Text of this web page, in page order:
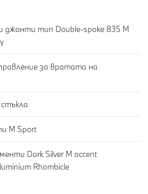
джанти тип Double-spoke 835 M
за вратата на
M Sport
Dark Silver M accent
Rhombicle